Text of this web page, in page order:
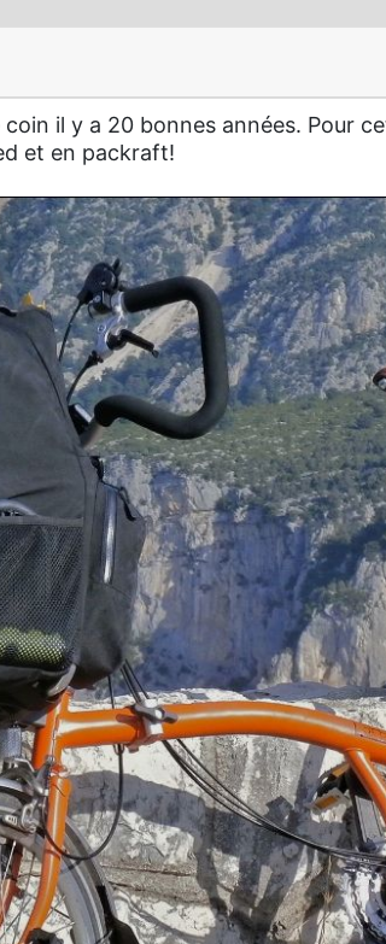
coin il y a 20 bonnes années. Pour
et en packraft!